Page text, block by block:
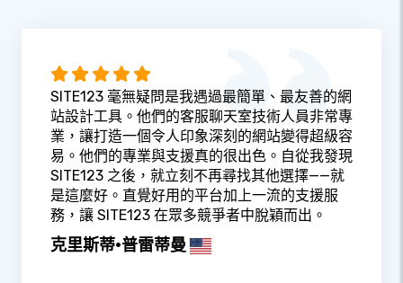
SITE123 毫無疑問是我遇過最簡單、最友善的網
站設計工具。他們的客服聊天室技術人員非常專
業，讓打造一個令人印象深刻的網站變得超級容
易。他們的專業與支援真的很出色。自從我發現
SITE123 之後，就立刻不再尋找其他選擇——就
是這麼好。直覺好用的平台加上一流的支援服
務，讓 SITE123 在眾多競爭者中脫穎而出。
克里斯蒂·普雷蒂曼